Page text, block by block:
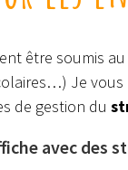
être soumis
Je
de gestion du
avec des